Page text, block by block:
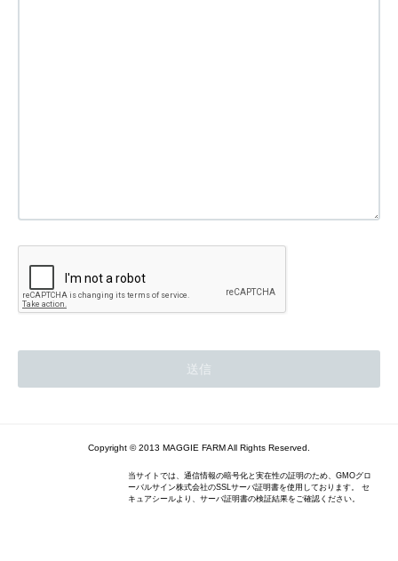
Copyright © 2013 MAGGIE FARM All Rights Reserved.
当サイトでは、通信情報の暗号化と実在性の証明のため、GMOグロ
ーバルサイン株式会社のSSLサーバ証明書を使用しております。 セ
キュアシールより、サーバ証明書の検証結果をご確認ください。